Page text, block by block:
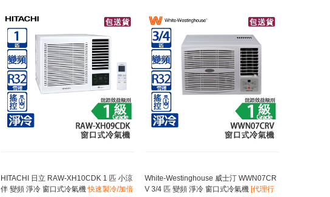
HITACHI 日立 RAW-XH10CDK 1 匹 小涼
伴 變頻 淨冷 窗口式冷氣機快速製冷/加倍
White-Westinghouse 威士汀 WWN07CR
V 3/4 匹 變頻 淨冷 窗口式冷氣機 [代理行